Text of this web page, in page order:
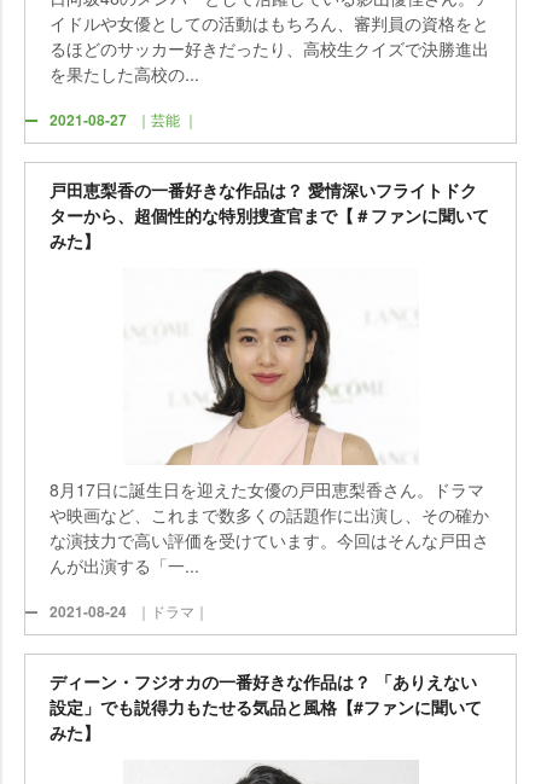
イドルや女優としての活動はもちろん、審判員の資格をと
るほどのサッカー好きだったり、高校生クイズで決勝進出
を果たした高校の...
2021-08-27 ｜芸能 ｜
戸田恵梨香の一番好きな作品は？ 愛情深いフライトドク
ターから、超個性的な特別捜査官まで【＃ファンに聞いて
みた】
8月17日に誕生日を迎えた女優の戸田恵梨香さん。ドラマ
映画など、これまで数多くの話題作に出演し、その確か
な演技力で高い評価を受けています。今回はそんな戸田さ
んが出演する「一...
2021-08-24 ｜ドラマ｜
ディーン・フジオカの一番好きな作品は？ 「ありえない
設定」でも説得力もたせる気品と風格【#ファンに聞いて
みた】